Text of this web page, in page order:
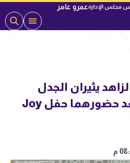
مجلس الإدارةعمرو عامر
يثيران الجدل
بظهورهما معًا بعد حضورهما حفل Joy